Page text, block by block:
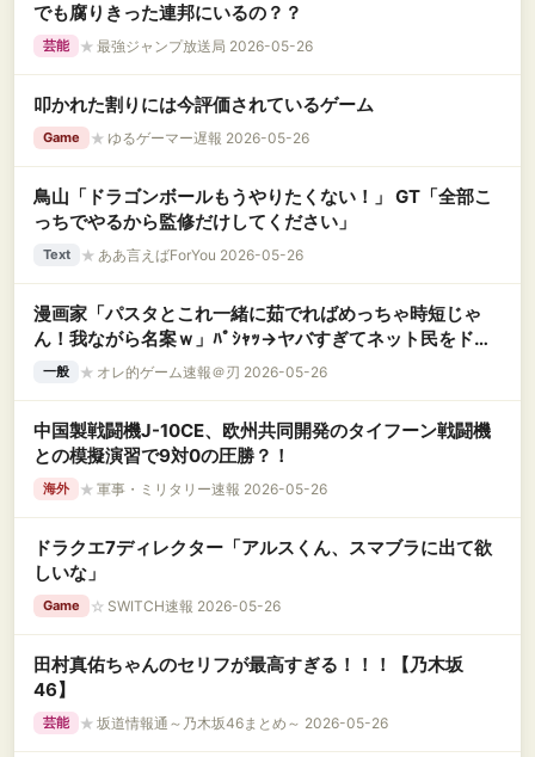
でも腐りきった連邦にいるの？？
芸能 ★ 最強ジャンプ放送局 2026-05-26
叩かれた割りには今評価されているゲーム
Game ★ ゆるゲーマー遅報 2026-05-26
鳥山「ドラゴンボールもうやりたくない！」 GT「全部こ
っちでやるから監修だけしてください」
Text ★ ああ言えばForYou 2026-05-26
漫画家「パスタとこれ一緒に茹でればめっちゃ時短じゃ
ん！我ながら名案ｗ」ﾊﾟｼｬｯ→ヤバすぎてネット民をドン
引きさせてしまうｗｗｗｗｗｗ
一般 ★ オレ的ゲーム速報＠刃 2026-05-26
中国製戦闘機J-10CE、欧州共同開発のタイフーン戦闘機
との模擬演習で9対0の圧勝？！
海外 ★ 軍事・ミリタリー速報 2026-05-26
ドラクエ7ディレクター「アルスくん、スマブラに出て欲
しいな」
Game ☆ SWITCH速報 2026-05-26
田村真佑ちゃんのセリフが最高すぎる！！！【乃木坂
46】
芸能 ★ 坂道情報通～乃木坂46まとめ～ 2026-05-26